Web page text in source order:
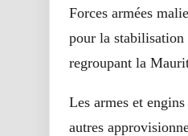
Forces armées
pour la
regroupant la
Les armes et
autres